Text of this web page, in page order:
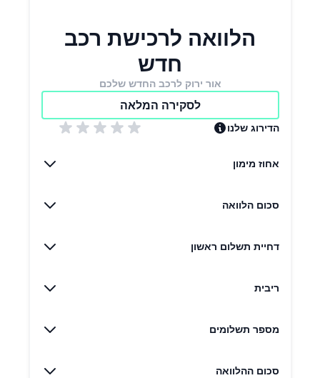
הלוואה לרכישת רכב
חדש
אור ירוק לרכב החדש שלכם
לסקירה המלאה
הדירוג שלנו
אחוז מימון
סכום הלוואה
דחיית תשלום ראשון
ריבית
מספר תשלומים
סכום ההלוואה